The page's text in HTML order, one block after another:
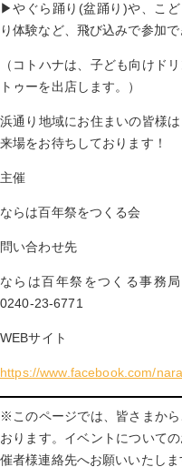
▶︎やぐら踊り(盆踊り)や、こ
り体験など、飛び込みで参加で
（コトハナは、子ども向けド
トゥーを出店します。）
浜通り地域にお住まいの皆様
来場をお待ちしております！
主催
ならは百年祭をつくる会
問い合わせ先
ならは百年祭をつくる事務
0240-23-6771
WEBサイト
https://www.facebook.com/
※このページでは、皆さまか
おります。イベントについて
催者様連絡先へお願いいたしま